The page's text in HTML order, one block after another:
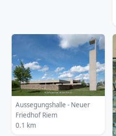
Aussegungshalle - Neuer
Friedhof Riem
0.1 km